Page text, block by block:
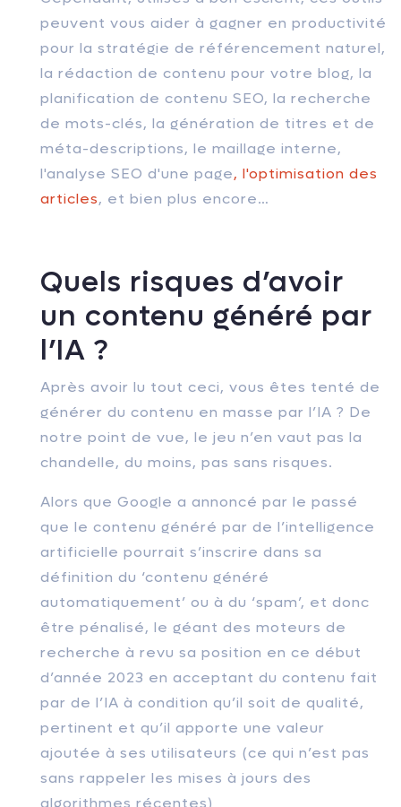
peuvent vous aider à gagner en productivité
pour la stratégie de référencement naturel,
la rédaction de contenu pour votre blog, la
planification de contenu SEO, la recherche
de mots-clés, la génération de titres et de
méta-descriptions, le maillage interne,
l'analyse SEO d'une page, l'optimisation des
articles, et bien plus encore…
Quels risques d’avoir
un contenu généré par
l’IA ?
Après avoir lu tout ceci, vous êtes tenté de
générer du contenu en masse par l’IA ? De
notre point de vue, le jeu n’en vaut pas la
chandelle, du moins, pas sans risques.
Alors que Google a annoncé par le passé
que le contenu généré par de l’intelligence
artificielle pourrait s’inscrire dans sa
définition du ‘contenu généré
automatiquement’ ou à du ‘spam’, et donc
être pénalisé, le géant des moteurs de
recherche à revu sa position en ce début
d’année 2023 en acceptant du contenu fait
par de l’IA à condition qu’il soit de qualité,
pertinent et qu’il apporte une valeur
ajoutée à ses utilisateurs (ce qui n’est pas
sans rappeler les mises à jours des
algorithmes récentes)